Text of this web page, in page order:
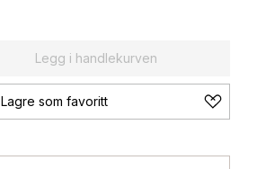
Legg i handlekurven
Lagre som favoritt